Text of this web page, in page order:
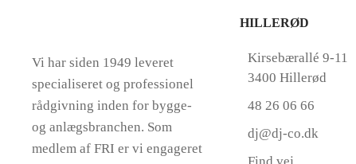
Vi har siden 1949 leveret
specialiseret og professionel
rådgivning inden for bygge-
og anlægsbranchen. Som
medlem af FRI er vi engageret
HILLERØD
Kirsebærallé 9-11
3400 Hillerød
48 26 06 66
dj@dj-co.dk